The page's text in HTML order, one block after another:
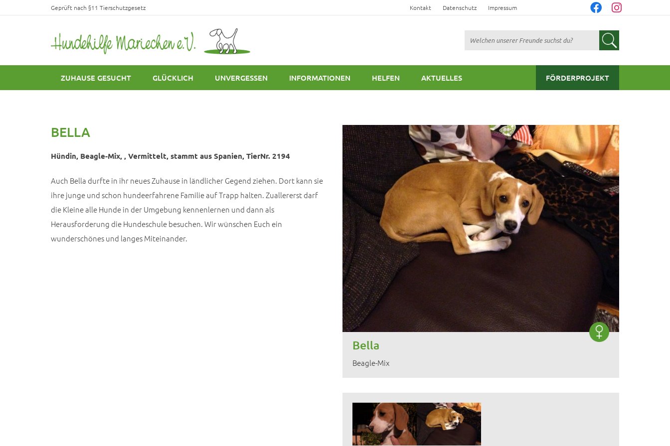
Geprüft nach §11 Tierschutzgesetz Kontakt Datenschutz Impressum
Suchen
ZUHAUSE GESUCHT GLÜCKLICH UNVERGESSEN INFORMATIONEN HELFEN AKTUELLES FÖRDERPROJEKT
BELLA
Hündin, Beagle-Mix, , Vermittelt, stammt aus Spanien, TierNr. 2194
Auch Bella durfte in ihr neues Zuhause in ländlicher Gegend ziehen. Dort kann sie
ihre junge und schon hundeerfahrene Familie auf Trapp halten. Zuallererst darf
die Kleine alle Hunde in der Umgebung kennenlernen und dann als
Herausforderung die Hundeschule besuchen. Wir wünschen Euch ein
wunderschönes und langes Miteinander.
Bella
Beagle-Mix